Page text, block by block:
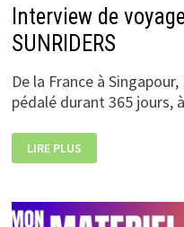
Interview de
SUNRIDERS
De la France à
pédalé durant 365 jours,
INTERVIEW
DE
VOYAGEUR
–
SUNRIDERS
LIRE PLUS